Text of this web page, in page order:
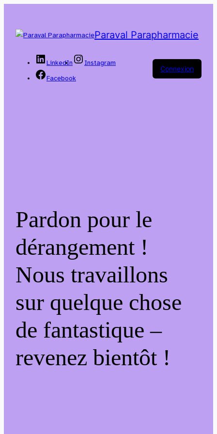
Paraval Parapharmacie
LinkedIn
Instagram
Facebook
Connexion
Pardon pour le
dérangement !
Nous travaillons
sur quelque chose
de fantastique –
revenez bientôt !